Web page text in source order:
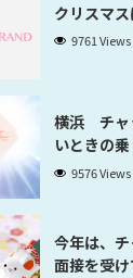
クリスマ
9761 Views
横浜 チャッ
いときの乗
9576 Views
今年は、
面接を受